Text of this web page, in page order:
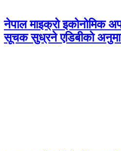
नेपाल माइक्रो इकोनोमिक
सूचक सुध्रने एडिबीको